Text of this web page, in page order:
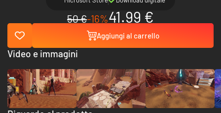
50 €-16%41.99 €
Aggiungi al carrello
Video e immagini